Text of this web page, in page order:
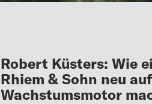
Robert Küsters: Wie
Rhiem & Sohn neu
Wachstumsmotor